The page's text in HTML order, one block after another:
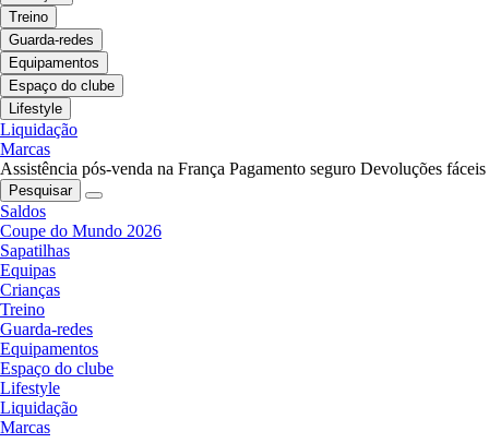
Treino
Guarda-redes
Equipamentos
Espaço do clube
Lifestyle
Liquidação
Marcas
Assistência pós-venda na França Pagamento seguro Devoluções fáceis
Pesquisar
Saldos
Coupe do Mundo 2026
Sapatilhas
Equipas
Crianças
Treino
Guarda-redes
Equipamentos
Espaço do clube
Lifestyle
Liquidação
Marcas